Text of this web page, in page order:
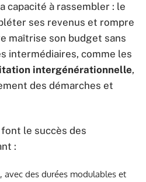
capacité à rassembler : le
ses revenus et rompre
maîtrise son budget sans
intermédiaires, comme les
intergénérationnelle,
des démarches et
le succès des
:
, avec des durées modulables et